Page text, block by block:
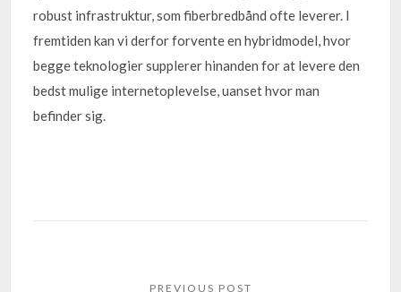
robust infrastruktur, som fiberbredbånd ofte leverer. I
fremtiden kan vi derfor forvente en hybridmodel, hvor
begge teknologier supplerer hinanden for at levere den
bedst mulige internetoplevelse, uanset hvor man
befinder sig.